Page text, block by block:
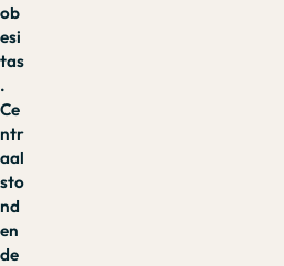
ob
esi
tas
.
Ce
ntr
aal
sto
nd
en
de